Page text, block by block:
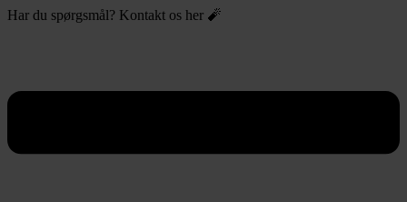
Har du spørgsmål? Kontakt os her 🧨